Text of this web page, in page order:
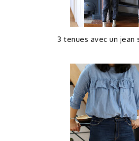
3 tenues avec un jean